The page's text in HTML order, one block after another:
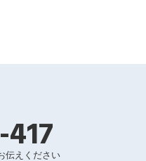
伝えください